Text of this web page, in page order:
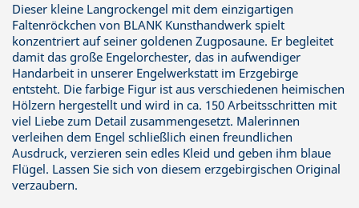
Dieser kleine Langrockengel mit dem einzigartigen
Faltenröckchen von BLANK Kunsthandwerk spielt
konzentriert auf seiner goldenen Zugposaune. Er begleitet
damit das große Engelorchester, das in aufwendiger
Handarbeit in unserer Engelwerkstatt im Erzgebirge
entsteht. Die farbige Figur ist aus verschiedenen heimischen
Hölzern hergestellt und wird in ca. 150 Arbeitsschritten mit
viel Liebe zum Detail zusammengesetzt. Malerinnen
verleihen dem Engel schließlich einen freundlichen
Ausdruck, verzieren sein edles Kleid und geben ihm blaue
Flügel. Lassen Sie sich von diesem erzgebirgischen Original
verzaubern.